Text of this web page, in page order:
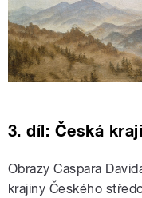
3. díl: Česká
Obrazy Caspara
krajiny Českého